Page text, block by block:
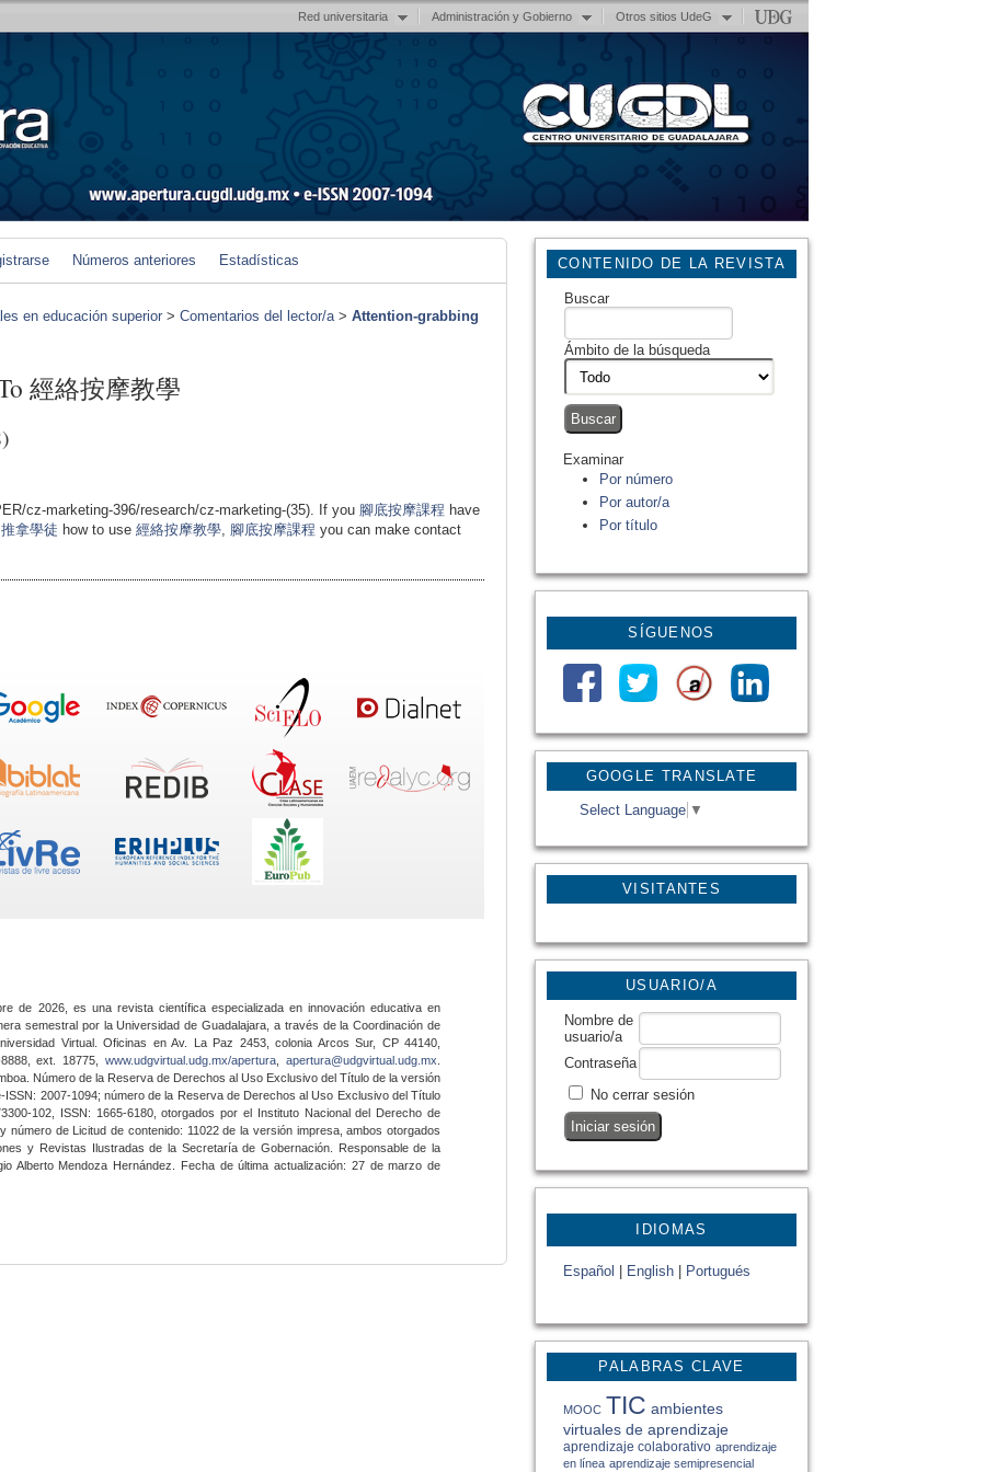
Red universitaria Administración y Gobierno Otros sitios UdeG
GOOGLE TRANSLATE
Select Language ▼
VISITANTES
CONTENIDO DE LA REVISTA
Buscar
Ámbito de la búsqueda
Examinar
Por número
Por autor/a
Por título
SÍGUENOS
USUARIO/A
Nombre de
usuario/a
Contraseña
No cerrar sesión
IDIOMAS
Español English Portugués
PALABRAS CLAVE
MOOC TIC ambientes
virtuales de aprendizaje
aprendizaje colaborativo aprendizaje
en línea aprendizaje semipresencial
Números anteriores Estadísticas
en educación superior > Comentarios del lector/a> Attention-grabbing
經絡按摩教學
cz-marketing-396/research/cz-marketing-(35). If you 腳底按摩課程 have
推拿學徒 how to use 經絡按摩教學 腳底按摩課程 you can make contact
de 2026, es una revista científica especializada en innovación educativa en
semestral por la Universidad de Guadalajara, a través de la Coordinación de
Virtual. Oficinas en Av. La Paz 2453, colonia Arcos Sur, CP 44140,
8888, ext. 18775,www.udgvirtual.udg.mx/apertura apertura@udgvirtual.udg.mx
Número de la Reserva de Derechos al Uso Exclusivo del Título de la versión
2007-1094; número de la Reserva de Derechos al Uso Exclusivo del Título
102, ISSN: 1665-6180, otorgados por el Instituto Nacional del Derecho de
número de Licitud de contenido: 11022 de la versión impresa, ambos otorgados
y Revistas Ilustradas de la Secretaría de Gobernación. Responsable de la
Alberto Mendoza Hernández. Fecha de última actualización: 27 de marzo de